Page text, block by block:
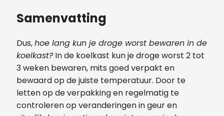
Samenvatting
Dus,hoe lang kun je droge worst bewaren in de
koelkast?In de koelkast kun je droge worst 2 tot
3 weken bewaren, mits goed verpakt en
bewaard op de juiste temperatuur. Door te
letten op de verpakking en regelmatig te
controleren op veranderingen in geur en